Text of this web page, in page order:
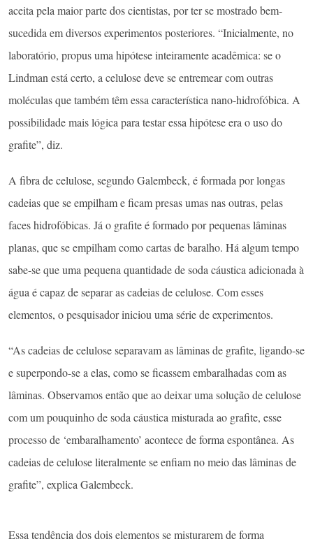
aceita pela maior parte dos cientistas, por ter se mostrado bem-
sucedida em diversos experimentos posteriores. “Inicialmente, no
laboratório, propus uma hipótese inteiramente acadêmica: se o
Lindman está certo, a celulose deve se entremear com outras
moléculas que também têm essa característica nano-hidrofóbica. A
possibilidade mais lógica para testar essa hipótese era o uso do
grafite”, diz.
A fibra de celulose, segundo Galembeck, é formada por longas
cadeias que se empilham e ficam presas umas nas outras, pelas
faces hidrofóbicas. Já o grafite é formado por pequenas lâminas
planas, que se empilham como cartas de baralho. Há algum tempo
sabe-se que uma pequena quantidade de soda cáustica adicionada à
água é capaz de separar as cadeias de celulose. Com esses
elementos, o pesquisador iniciou uma série de experimentos.
“As cadeias de celulose separavam as lâminas de grafite, ligando-se
e superpondo-se a elas, como se ficassem embaralhadas com as
lâminas. Observamos então que ao deixar uma solução de celulose
com um pouquinho de soda cáustica misturada ao grafite, esse
processo de ‘embaralhamento’ acontece de forma espontânea. As
cadeias de celulose literalmente se enfiam no meio das lâminas de
grafite”, explica Galembeck.
Essa tendência dos dois elementos se misturarem de forma